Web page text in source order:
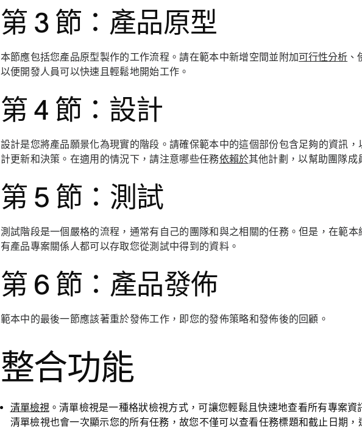
第 3 節：產品原型
本節應包括您產品原型製作的工作流程。請在範本中新增空間並附加可行性分析
以便開發人員可以快速且輕鬆地開始工作。
第 4 節：設計
設計是您將產品願景化為現實的階段。請確保範本中的這個部份包含足夠的資訊
計更新和決策。在適用的情況下，請注意哪些任務依賴於其他計劃，以幫助團隊成
第 5 節：測試
測試階段是一個嚴格的流程，通常有自己的團隊和與之相關的任務。但是，在範
有產品專案關係人都可以存取您從測試中得到的資料。
第 6 節：產品發佈
範本中的最後一節應該著重於發佈工作，即您的發佈策略和發佈後的回顧。
整合功能
清單檢視 。清單檢視是一種格狀檢視方式，可讓您輕鬆且快速地查看所有專案資
清單檢視也會一次顯示您的所有任務，故您不僅可以查看任務標題和截止日期